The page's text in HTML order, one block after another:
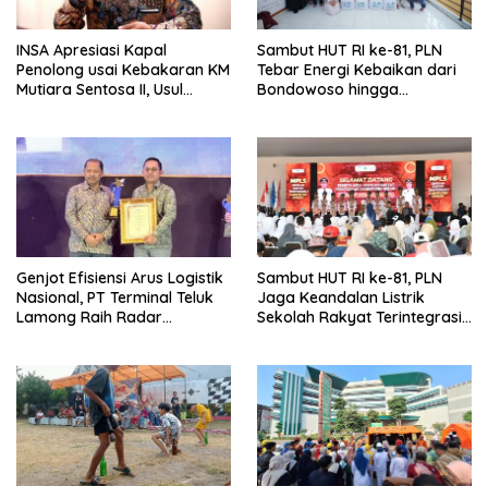
INSA Apresiasi Kapal
Penolong usai Kebakaran KM
Mutiara Sentosa II, Usul
Sambut HUT RI ke-81, PLN
Tebar Energi Kebaikan dari
Bondowoso hingga
Genjot Efisiensi Arus Logistik
Nasional, PT Terminal Teluk
Lamong Raih Radar
Sambut HUT RI ke-81, PLN
Jaga Keandalan Listrik
Sekolah Rakyat Terintegrasi 1